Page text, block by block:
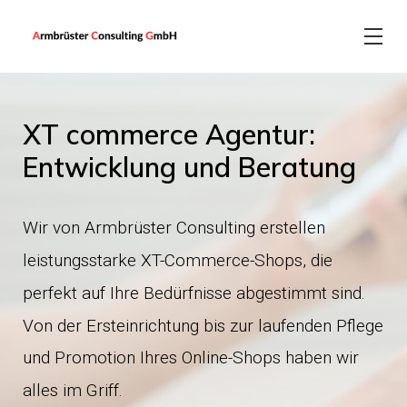
EN IT-Beratung
Marketing
Magento
Shopware
XT commerce Agentur:
Entwicklung und Beratung
Wir von Armbrüster Consulting erstellen
leistungsstarke XT-Commerce-Shops, die
perfekt auf Ihre Bedürfnisse abgestimmt sind.
Von der Ersteinrichtung bis zur laufenden Pflege
und Promotion Ihres Online-Shops haben wir
alles im Griff.